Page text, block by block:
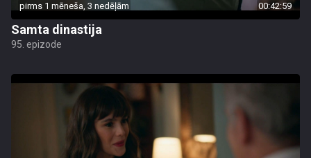
pirms 1 mēneša, 3 nedēļām 00:42:59
Samta dinastija
95. epizode